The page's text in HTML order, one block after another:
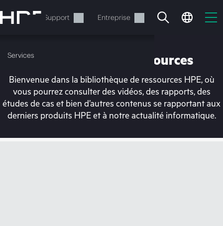
au
contenu
Services Support Entreprise
Services
Votre panier est
Bibliothèque de ressources
Bienvenue dans la bibliothèque de ressources HPE, où
vous pourrez consulter des vidéos, des rapports, des
études de cas et bien d’autres contenus se rapportant aux
derniers produits HPE et à notre actualité informatique.